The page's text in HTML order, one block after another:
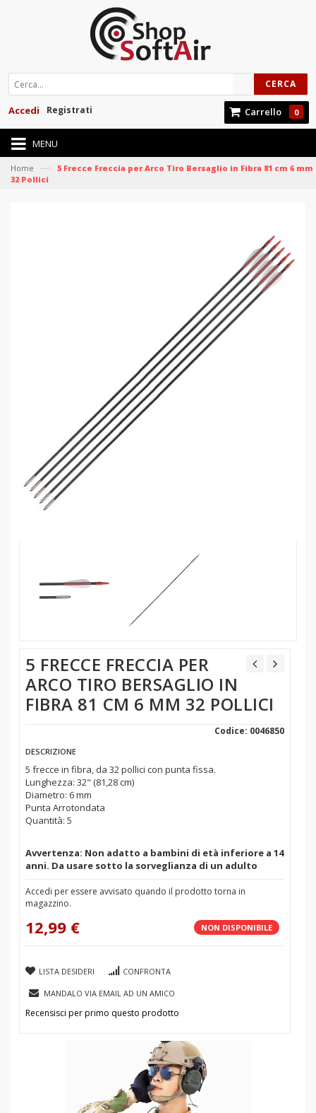
CERCA
Carrello 0
Registrati
Accedi
MENU
Home —› 5 Frecce Freccia per Arco Tiro Bersaglio in Fibra 81 cm 6 mm
32 Pollici
5 FRECCE FRECCIA PER
ARCO TIRO BERSAGLIO IN
FIBRA 81 CM 6 MM 32 POLLICI
Codice: 0046850
DESCRIZIONE
5 frecce in fibra, da 32 pollici con punta fissa.
Lunghezza: 32" (81,28 cm)
Diametro: 6 mm
Punta Arrotondata
Quantità: 5
Avvertenza: Non adatto a bambini di età inferiore a 14
anni. Da usare sotto la sorveglianza di un adulto
Accedi per essere avvisato quando il prodotto torna in
magazzino.
NON DISPONIBILE
12,99 €
LISTA DESIDERI CONFRONTA
MANDALO VIA EMAIL AD UN AMICO
Recensisci per primo questo prodotto